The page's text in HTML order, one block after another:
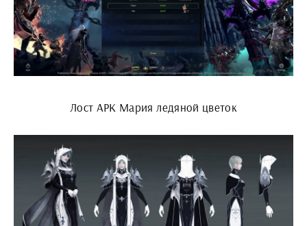
Лост АРК Мария ледяной цветок